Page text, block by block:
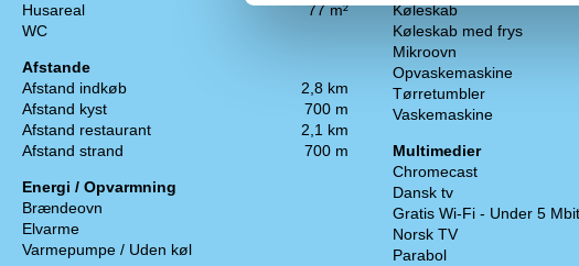
Husareal
77 m²
WC
Afstande
Afstand indkøb
2,8 km
Afstand kyst
700 m
Afstand restaurant
2,1 km
Afstand strand
700 m
Energi / Opvarmning
Brændeovn
Elvarme
Varmepumpe / Uden køl
Køleskab
Køleskab med frys
Mikroovn
Opvaskemaskine
Tørretumbler
Vaskemaskine
Multimedier
Chromecast
Dansk tv
Gratis Wi-Fi - Under 5 Mbit
Norsk TV
Parabol